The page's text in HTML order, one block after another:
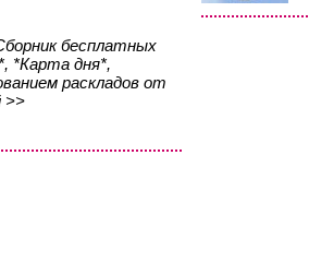
бесплатных
*Карта дня*,
раскладов от
>>